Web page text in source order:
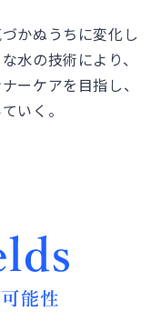
かぬうちに変化し
水の技術により、
ーケアを目指し、
いく。